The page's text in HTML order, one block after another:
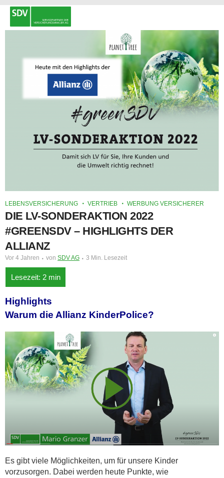
LEBENSVERSICHERUNG VERTRIEB WERBUNG VERSICHERER
DIE LV-SONDERAKTION 2022
#GREENSDV – HIGHLIGHTS DER
ALLIANZ
Vor 4 Jahren von SDV AG 3 Min. Lesezeit
Highlights
Warum die Allianz KinderPolice?
Es gibt viele Möglichkeiten, um für unsere Kinder
vorzusorgen. Dabei werden heute Punkte, wie